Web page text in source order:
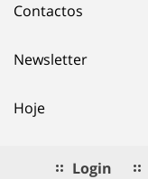
Contactos
Newsletter
Hoje
Login